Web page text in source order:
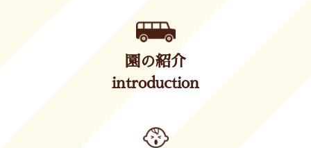
園の紹介
introduction